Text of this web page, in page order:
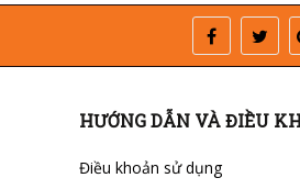
HƯỚNG DẪN VÀ ĐIỀU
Điều khoản sử dụng